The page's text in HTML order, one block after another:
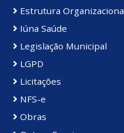
Estrutura
Iúna Saúde
Legislação Municipal
LGPD
Licitações
NFS-e
Obras